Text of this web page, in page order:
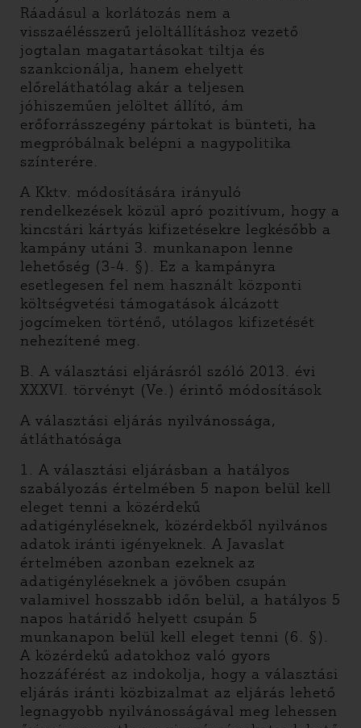
Ráadásul a korlátozás nem a
visszaélésszerű jelöltállításhoz vezető
jogtalan magatartásokat tiltja és
szankcionálja, hanem ehelyett
előreláthatólag akár a teljesen
jóhiszeműen jelöltet állító, ám
erőforrásszegény pártokat is bünteti, ha
megpróbálnak belépni a nagypolitika
színterére.
A Kktv. módosítására irányuló
rendelkezések közül apró pozitívum, hogy a
kincstári kártyás kifizetésekre legkésőbb a
kampány utáni 3. munkanapon lenne
lehetőség (3-4. §). Ez a kampányra
esetlegesen fel nem használt központi
költségvetési támogatások álcázott
jogcímeken történő, utólagos kifizetését
nehezítené meg.
B. A választási eljárásról szóló 2013. évi
XXXVI. törvényt (Ve.) érintő módosítások
A választási eljárás nyilvánossága,
átláthatósága
1. A választási eljárásban a hatályos
szabályozás értelmében 5 napon belül kell
eleget tenni a közérdekű
adatigényléseknek, közérdekből nyilvános
adatok iránti igényeknek. A Javaslat
értelmében azonban ezeknek az
adatigényléseknek a jövőben csupán
valamivel hosszabb időn belül, a hatályos 5
napos határidő helyett csupán 5
munkanapon belül kell eleget tenni (6. §).
A közérdekű adatokhoz való gyors
hozzáférést az indokolja, hogy a választási
eljárás iránti közbizalmat az eljárás lehető
legnagyobb nyilvánosságával meg lehessen